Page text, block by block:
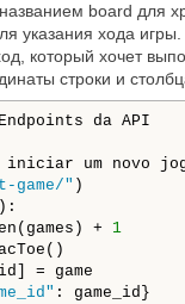
board для
указания хода
который хочет
строки и
da API
iniciar um novo
game/" )
+ 1
= game
: game_id}